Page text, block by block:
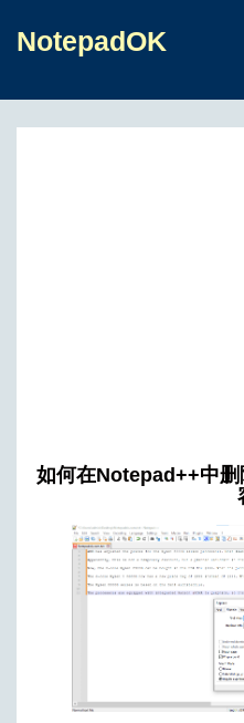
NotepadOK
如何在Notepad++中